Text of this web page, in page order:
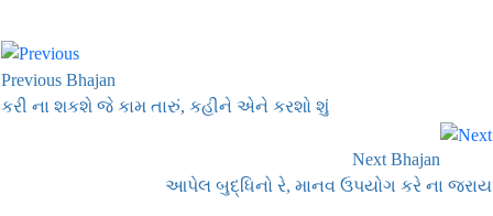
Previous Bhajan
કરી ના શકશે જે કામ તારું, કહીને એને કરશો શું
Next Bhajan
આપેલ બુદ્ધિનો રે, માનવ ઉપયોગ કરે ના જરાય